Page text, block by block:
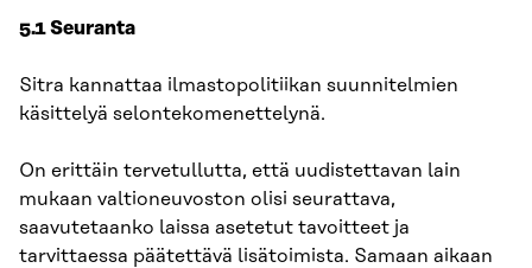
5.1 Seuranta
Sitra kannattaa ilmastopolitiikan suunnitelmien
käsittelyä selontekomenettelynä.
On erittäin tervetullutta, että uudistettavan lain
mukaan valtioneuvoston olisi seurattava,
saavutetaanko laissa asetetut tavoitteet ja
tarvittaessa päätettävä lisätoimista. Samaan aikaan